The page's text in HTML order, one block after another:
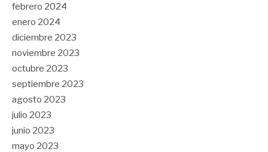
febrero 2024
enero 2024
diciembre 2023
noviembre 2023
octubre 2023
septiembre 2023
agosto 2023
julio 2023
junio 2023
mayo 2023